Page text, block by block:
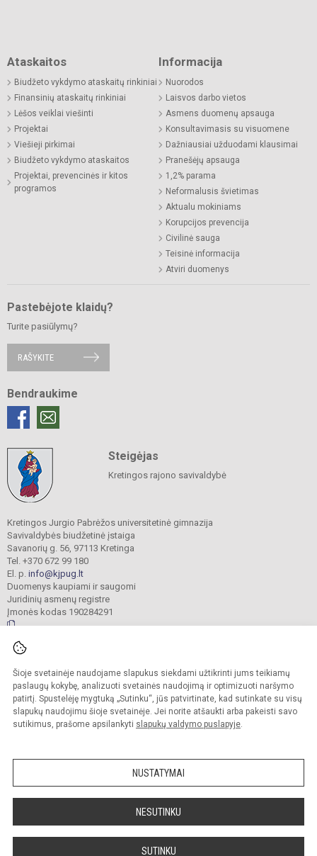
Šioje svetainėje naudojame slapukus siekdami užtikrinti jums teikiamų
paslaugų kokybę, analizuoti svetainės naudojimą ir optimizuoti naršymo
patirtį. Spustelėję mygtuką „Sutinku“, jūs patvirtinate, kad sutinkate su visų
slapukų naudojimu šioje svetainėje. Jei norite atšaukti arba pakeisti savo
sutikimus, prašome apsilankyti slapukų valdymo puslapyje.
NUSTATYMAI
NESUTINKU
SUTINKU
Ataskaitos
Biudžeto vykdymo ataskaitų rinkiniai
Finansinių ataskaitų rinkiniai
Lėšos veiklai viešinti
Projektai
Viešieji pirkimai
Biudžeto vykdymo ataskaitos
Projektai, prevencinės ir kitos
programos
Informacija
Nuorodos
Laisvos darbo vietos
Asmens duomenų apsauga
Konsultavimasis su visuomene
Dažniausiai užduodami klausimai
Pranešėjų apsauga
1,2% parama
Neformalusis švietimas
Aktualu mokiniams
Korupcijos prevencija
Civilinė sauga
Teisinė informacija
Atviri duomenys
Pastebėjote klaidų?
Turite pasiūlymų?
RAŠYKITE
Bendraukime
Steigėjas
Kretingos rajono savivaldybė
Kretingos Jurgio Pabrėžos universitetinė gimnazija
Savivaldybės biudžetinė įstaiga
Savanorių g. 56, 97113 Kretinga
Tel. +370 672 99 180
El. p. info@kjpug.lt
Duomenys kaupiami ir saugomi
Juridinių asmenų registre
Įmonės kodas 190284291
saugomos.
Kopijuoti turinį be raštiško gimnazijos sutikimo griežtai draudžiama.
Versija neįgaliesiems Slapukų valdymas
Sumanus būdas atnaujinti